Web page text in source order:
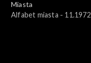
Miasta
Alfabet miasta - 11.1972